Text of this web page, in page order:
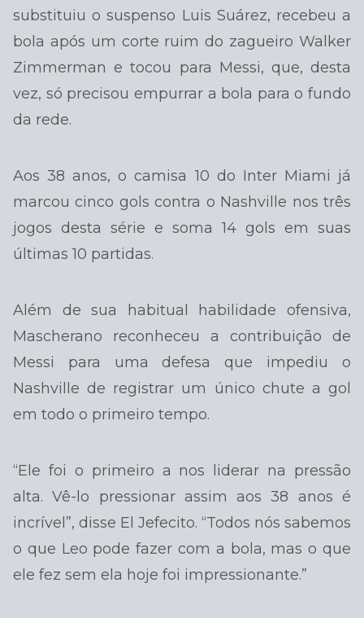
substituiu o suspenso Luis Suárez, recebeu a
bola após um corte ruim do zagueiro Walker
Zimmerman e tocou para Messi, que, desta
vez, só precisou empurrar a bola para o fundo
da rede.
Aos 38 anos, o camisa 10 do Inter Miami já
marcou cinco gols contra o Nashville nos três
jogos desta série e soma 14 gols em suas
últimas 10 partidas.
Além de sua habitual habilidade ofensiva,
Mascherano reconheceu a contribuição de
Messi para uma defesa que impediu o
Nashville de registrar um único chute a gol
em todo o primeiro tempo.
“Ele foi o primeiro a nos liderar na pressão
alta. Vê-lo pressionar assim aos 38 anos é
incrível”, disse El Jefecito. “Todos nós sabemos
o que Leo pode fazer com a bola, mas o que
ele fez sem ela hoje foi impressionante.”